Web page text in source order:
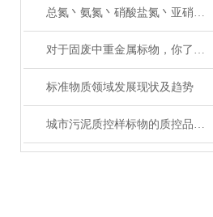
总氮丶氨氮丶硝酸盐氮丶亚硝酸盐氮丶凯式氮分不清楚？
对于固废中重金属标物，你了解吗？
标准物质领域发展现状及趋势
城市污泥质控样标物的质控品定值分析